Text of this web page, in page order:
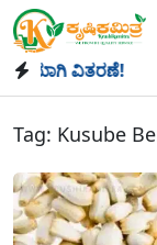
ವಿತರಣೆ!
Tag: Kusube